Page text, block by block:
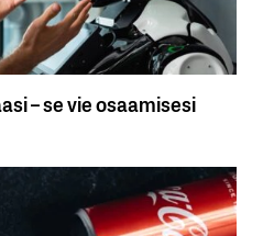
– se vie osaamisesi